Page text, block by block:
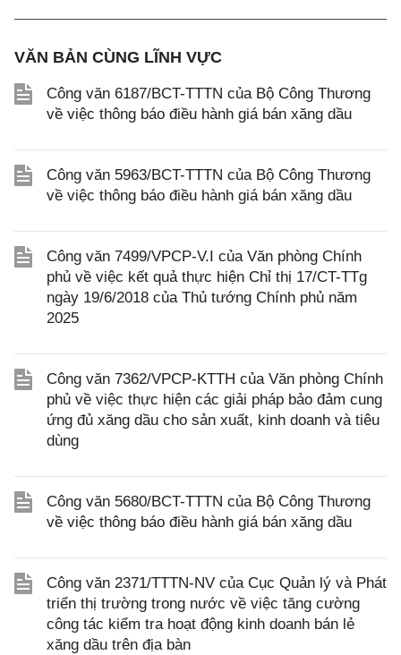
VĂN BẢN CÙNG LĨNH VỰC
Công văn 6187/BCT-TTTN của Bộ Công Thương
về việc thông báo điều hành giá bán xăng dầu
Công văn 5963/BCT-TTTN của Bộ Công Thương
về việc thông báo điều hành giá bán xăng dầu
Công văn 7499/VPCP-V.I của Văn phòng Chính
phủ về việc kết quả thực hiện Chỉ thị 17/CT-TTg
ngày 19/6/2018 của Thủ tướng Chính phủ năm
2025
Công văn 7362/VPCP-KTTH của Văn phòng Chính
phủ về việc thực hiện các giải pháp bảo đảm cung
ứng đủ xăng dầu cho sản xuất, kinh doanh và tiêu
dùng
Công văn 5680/BCT-TTTN của Bộ Công Thương
về việc thông báo điều hành giá bán xăng dầu
Công văn 2371/TTTN-NV của Cục Quản lý và Phát
triển thị trường trong nước về việc tăng cường
công tác kiểm tra hoạt động kinh doanh bán lẻ
xăng dầu trên địa bàn